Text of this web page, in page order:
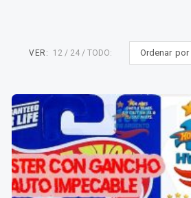
Ordenar
VER: 12 24 TODO: